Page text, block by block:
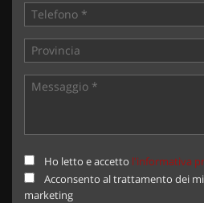
Ho letto e accetto l'informativa
Acconsento al trattamento dei
marketing